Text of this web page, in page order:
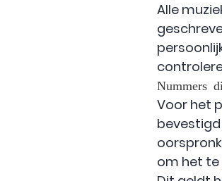
Alle
Nummers
Voor het
om het te